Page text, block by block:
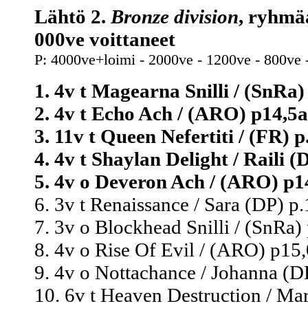
Lähtö 2. Bronze division,
000ve voittaneet
P: 4000ve+loimi - 2000ve - 1200ve - 800ve
1. 4v t Magearna Snilli /
2. 4v t Echo Ach / (ARO)
3. 11v t Queen Nefertiti / (FR)
4. 4v t Shaylan Delight / Raili
5. 4v o Deveron Ach / (ARO)
6. 3v t Renaissance / Sara (DP)
7. 3v o Blockhead Snilli /
8. 4v o Rise Of Evil / (ARO)
9. 4v o Nottachance / Johanna
10. 6v t Heaven Destruction /